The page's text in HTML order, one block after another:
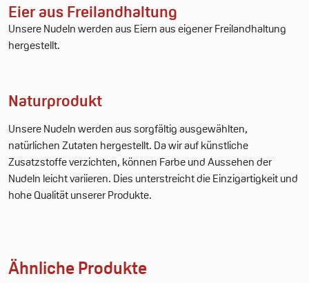
Eier aus Freilandhaltung
Unsere Nudeln werden aus Eiern aus eigener Freilandhaltung
hergestellt.
Naturprodukt
Unsere Nudeln werden aus sorgfältig ausgewählten,
natürlichen Zutaten hergestellt. Da wir auf künstliche
Zusatzstoffe verzichten, können Farbe und Aussehen der
Nudeln leicht variieren. Dies unterstreicht die Einzigartigkeit und
hohe Qualität unserer Produkte.
Ähnliche Produkte